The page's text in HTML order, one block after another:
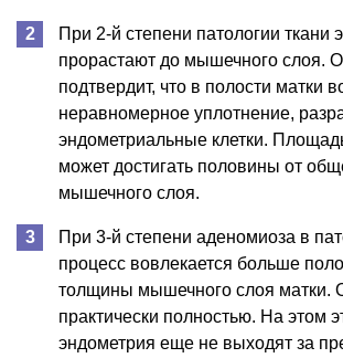
При 2-й степени патологии ткани
прорастают до мышечного слоя.
подтвердит, что в полости матки
неравномерное уплотнение,
эндометриальные клетки.
может достигать половины от
мышечного слоя.
При 3-й степени аденомиоза в
процесс вовлекается больше
толщины мышечного слоя матки.
практически полностью. На этом
эндометрия еще не выходят за